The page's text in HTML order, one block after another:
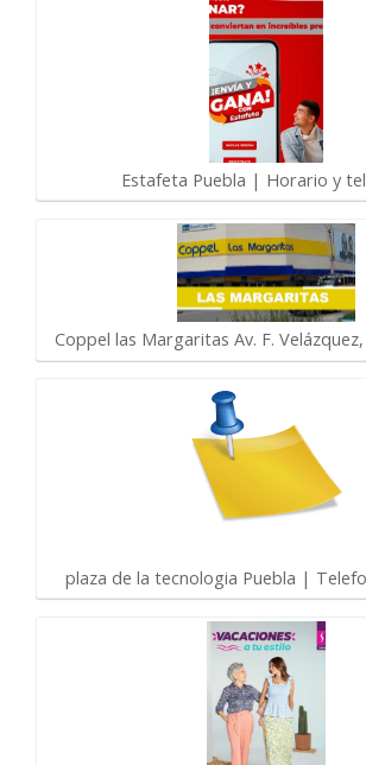
Estafeta Puebla | Horario y
Coppel las Margaritas Av. F.
plaza de la tecnologia Puebla |